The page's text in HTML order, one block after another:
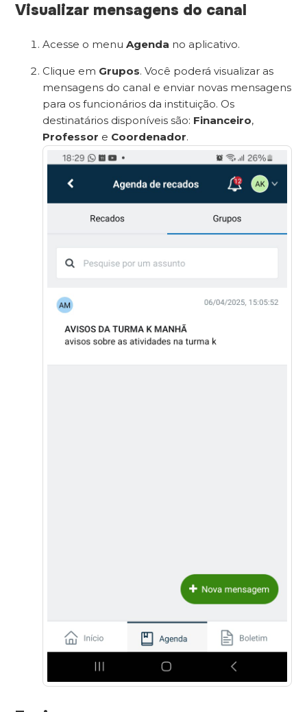
Visualizar mensagens do canal
Acesse o menuAgenda no aplicativo.
Clique em Grupos. Você poderá visualizar as
mensagens do canal e enviar novas mensagens
para os funcionários da instituição. Os
destinatários disponíveis são: Financeiro,
Professor e Coordenador.